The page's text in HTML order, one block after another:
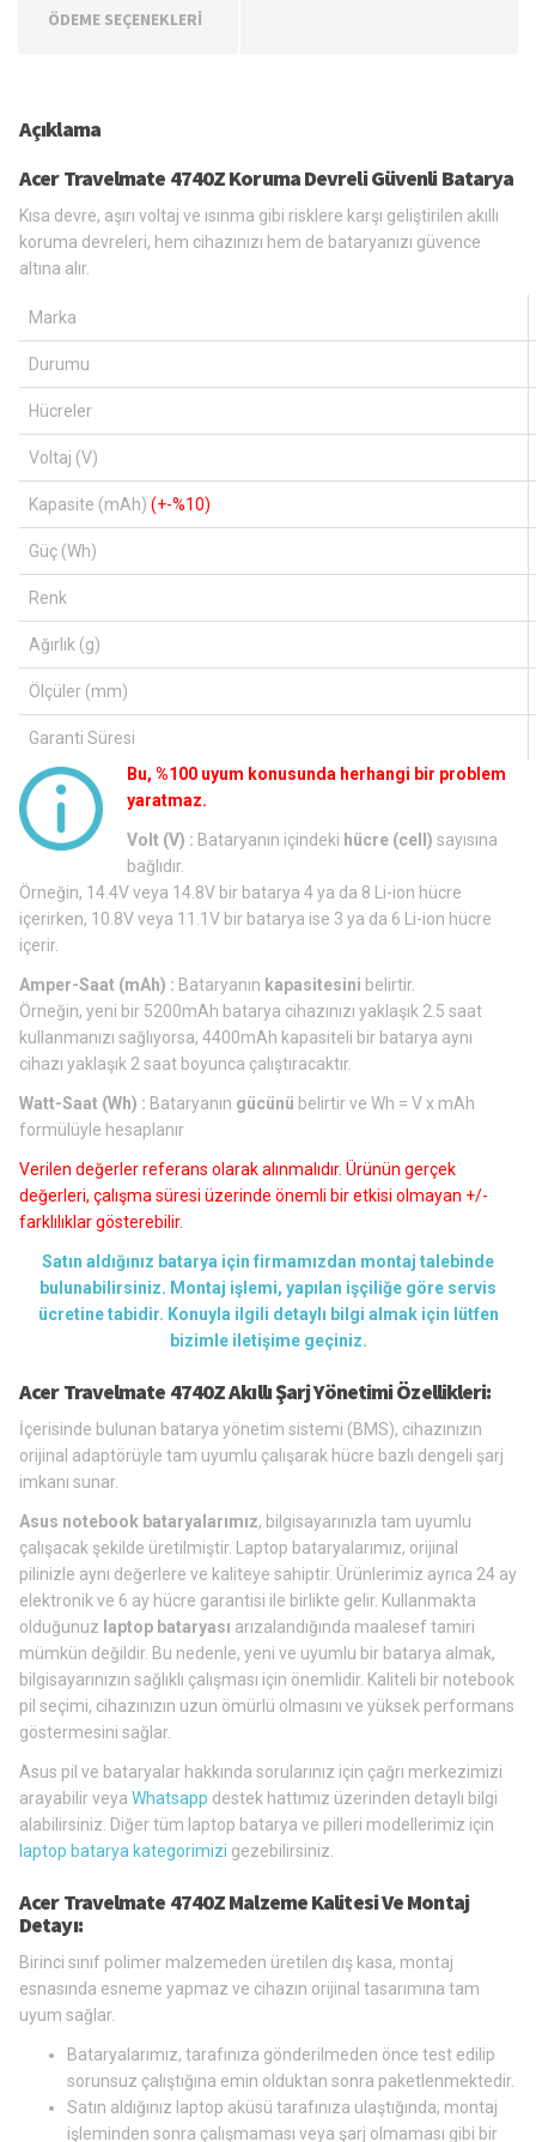
ÖDEME SEÇENEKLERİ
Açıklama
Acer Travelmate 4740Z Koruma Devreli Güvenli Batarya
Kısa devre, aşırı voltaj ve ısınma gibi risklere karşı geliştirilen akıllı
koruma devreleri, hem cihazınızı hem de bataryanızı güvence
altına alır.
Marka
Durumu
Hücreler
Voltaj (V)
Kapasite (mAh) (+-%10)
Güç (Wh)
Renk
Ağırlık (g)
Ölçüler (mm)
Garanti Süresi
Bu, %100 uyum konusunda herhangi bir problem
yaratmaz.
Volt (V) : Bataryanın içindeki hücre (cell) sayısına
bağlıdır.
Örneğin, 14.4V veya 14.8V bir batarya 4 ya da 8 Li-ion hücre
içerirken, 10.8V veya 11.1V bir batarya ise 3 ya da 6 Li-ion hücre
içerir.
Amper-Saat (mAh) : Bataryanın kapasitesini belirtir.
Örneğin, yeni bir 5200mAh batarya cihazınızı yaklaşık 2.5 saat
kullanmanızı sağlıyorsa, 4400mAh kapasiteli bir batarya aynı
cihazı yaklaşık 2 saat boyunca çalıştıracaktır.
Watt-Saat (Wh) : Bataryanın gücünü belirtir ve Wh = V x mAh
formülüyle hesaplanır
Verilen değerler referans olarak alınmalıdır. Ürünün gerçek
değerleri, çalışma süresi üzerinde önemli bir etkisi olmayan +/-
farklılıklar gösterebilir.
Satın aldığınız batarya için firmamızdan montaj talebinde
bulunabilirsiniz. Montaj işlemi, yapılan işçiliğe göre servis
ücretine tabidir. Konuyla ilgili detaylı bilgi almak için lütfen
bizimle iletişime geçiniz.
Acer Travelmate 4740Z Akıllı Şarj Yönetimi Özellikleri:
İçerisinde bulunan batarya yönetim sistemi (BMS), cihazınızın
orijinal adaptörüyle tam uyumlu çalışarak hücre bazlı dengeli şarj
imkanı sunar.
Asus notebook bataryalarımız, bilgisayarınızla tam uyumlu
çalışacak şekilde üretilmiştir. Laptop bataryalarımız, orijinal
pilinizle aynı değerlere ve kaliteye sahiptir. Ürünlerimiz ayrıca 24 ay
elektronik ve 6 ay hücre garantisi ile birlikte gelir. Kullanmakta
olduğunuz laptop bataryası arızalandığında maalesef tamiri
mümkün değildir. Bu nedenle, yeni ve uyumlu bir batarya almak,
bilgisayarınızın sağlıklı çalışması için önemlidir. Kaliteli bir notebook
pil seçimi, cihazınızın uzun ömürlü olmasını ve yüksek performans
göstermesini sağlar.
Asus pil ve bataryalar hakkında sorularınız için çağrı merkezimizi
arayabilir veya Whatsapp destek hattımız üzerinden detaylı bilgi
alabilirsiniz. Diğer tüm laptop batarya ve pilleri modellerimiz için
laptop batarya kategorimizi gezebilirsiniz.
Acer Travelmate 4740Z Malzeme Kalitesi Ve Montaj
Detayı:
Birinci sınıf polimer malzemeden üretilen dış kasa, montaj
esnasında esneme yapmaz ve cihazın orijinal tasarımına tam
uyum sağlar.
Bataryalarımız, tarafınıza gönderilmeden önce test edilip
sorunsuz çalıştığına emin olduktan sonra paketlenmektedir.
Satın aldığınız laptop aküsü tarafınıza ulaştığında, montaj
işleminden sonra çalışmaması veya şarj olmaması gibi bir